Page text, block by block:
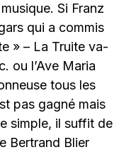
Si Franz
qui a commis
» – La Truite va-
ou l’Ave Maria
tous les
pas gagné mais
simple, il suffit de
Bertrand Blier